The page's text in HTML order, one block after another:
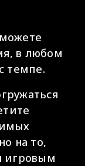
в любом
темпе.
на то,
игровым